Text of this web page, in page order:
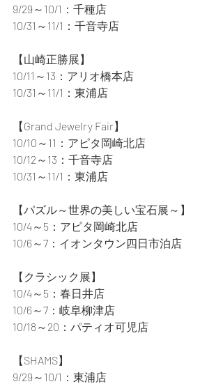
9/29～10/1：千種店
10/31～11/1：千音寺店
【山崎正勝展】
10/11～13：アリオ橋本店
10/31～11/1：東浦店
【Grand Jewelry Fair】
10/10～11：アピタ岡崎北店
10/12～13：千音寺店
10/31～11/1：東浦店
【パズル～世界の美しい宝石展～】
10/4～5：アピタ岡崎北店
10/6～7：イオンタウン四日市泊店
【クラシック展】
10/4～5：春日井店
10/6～7：岐阜柳津店
10/18～20：パティオ可児店
【SHAMS】
9/29～10/1：東浦店